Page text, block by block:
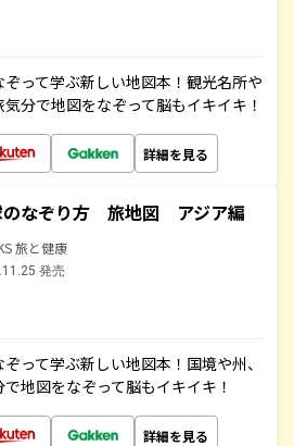
って学ぶ新しい地図本！観光名所や
分で地図をなぞって脳もイキイキ！
詳細を見る
のなぞり方 旅地図 アジア編
旅と健康
発売
って学ぶ新しい地図本！国境や州、
地図をなぞって脳もイキイキ！
詳細を見る